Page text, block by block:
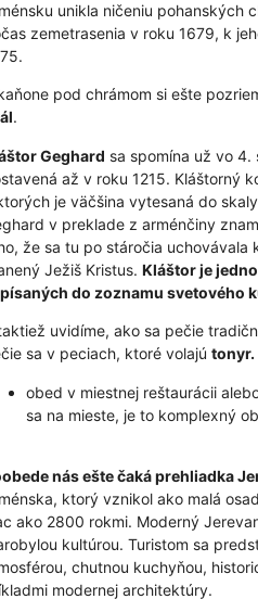
unikla ničeniu pohanských
zemetrasenia v roku 1679, k
pod chrámom si ešte
.
Geghard sa spomína už vo 4.
až v roku 1215. Kláštorný
je väčšina vytesaná do
v preklade z arménčiny
že sa tu po stáročia
Ježiš Kristus. Kláštor je
do zoznamu svetového
uvidíme, ako sa pečie
sa v peciach, ktoré volajú tonyr.
obed v miestnej reštaurácii
sa na mieste, je to komplexný
nás ešte čaká prehliadka
ktorý vznikol ako malá
ako 2800 rokmi. Moderný
kultúrou. Turistom sa
chutnou kuchyňou,
modernej architektúry.